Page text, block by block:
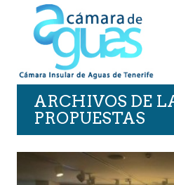
ARCHIVOS DE
PROPUESTAS